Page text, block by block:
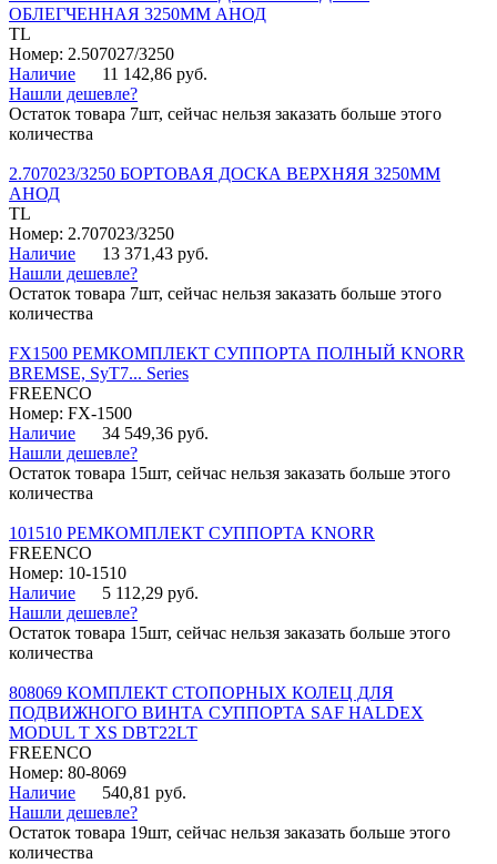
ОБЛЕГЧЕННАЯ 3250ММ АНОД
TL
Номер: 2.507027/3250
Наличие
11 142,86 руб.
Нашли дешевле?
Остаток товара 7шт, сейчас нельзя заказать больше этого
количества
2.707023/3250 БОРТОВАЯ ДОСКА ВЕРХНЯЯ 3250ММ
АНОД
TL
Номер: 2.707023/3250
Наличие
13 371,43 руб.
Нашли дешевле?
Остаток товара 7шт, сейчас нельзя заказать больше этого
количества
FX1500 РЕМКОМПЛЕКТ СУППОРТА ПОЛНЫЙ KNORR
BREMSE, SyT7... Series
FREENCO
Номер: FX-1500
Наличие
34 549,36 руб.
Нашли дешевле?
Остаток товара 15шт, сейчас нельзя заказать больше этого
количества
101510 РЕМКОМПЛЕКТ СУППОРТА KNORR
FREENCO
Номер: 10-1510
Наличие
5 112,29 руб.
Нашли дешевле?
Остаток товара 15шт, сейчас нельзя заказать больше этого
количества
808069 КОМПЛЕКТ СТОПОРНЫХ КОЛЕЦ ДЛЯ
ПОДВИЖНОГО ВИНТА СУППОРТА SAF HALDEX
MODUL T XS DBT22LT
FREENCO
Номер: 80-8069
Наличие
540,81 руб.
Нашли дешевле?
Остаток товара 19шт, сейчас нельзя заказать больше этого
количества